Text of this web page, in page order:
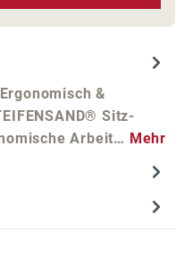
&
Sitz-
Arbeit… Mehr